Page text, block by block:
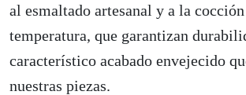
al esmaltado artesanal y a la
temperatura, que garantizan
característico acabado envejecido
nuestras piezas.